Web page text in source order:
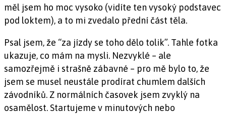
měl jsem ho moc vysoko (vidíte ten vysoký podstavec
pod loktem), a to mi zvedalo přední část těla.
Psal jsem, že “za jízdy se toho dělo tolik”. Tahle fotka
ukazuje, co mám na mysli. Nezvyklé – ale
samozřejmě i strašně zábavné – pro mě bylo to, že
jsem se musel neustále prodírat chumlem dalších
závodníků. Z normálních časovek jsem zvyklý na
osamělost. Startujeme v minutových nebo